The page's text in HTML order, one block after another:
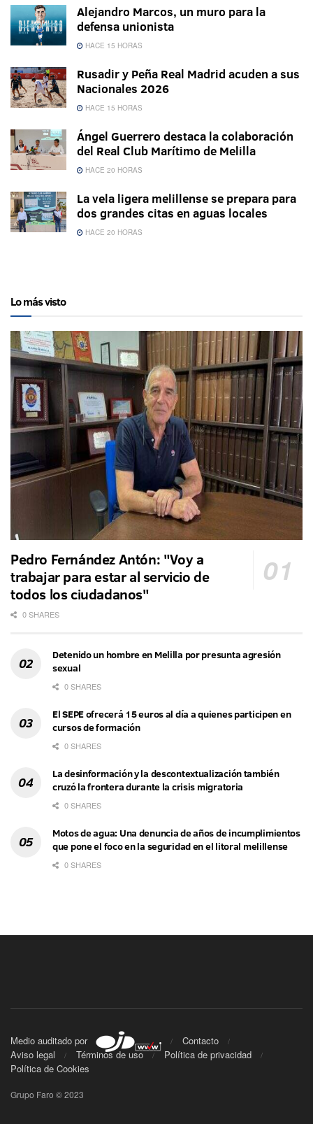
Alejandro Marcos, un muro para la
defensa unionista
HACE 15 HORAS
Rusadir y Peña Real Madrid acuden a sus
Nacionales 2026
HACE 15 HORAS
Ángel Guerrero destaca la colaboración
del Real Club Marítimo de Melilla
HACE 20 HORAS
La vela ligera melillense se prepara para
dos grandes citas en aguas locales
HACE 20 HORAS
Lo más visto
Pedro Fernández Antón: "Voy a
trabajar para estar al servicio de
todos los ciudadanos"
0 SHARES
Detenido un hombre en Melilla por presunta agresión
sexual
0 SHARES
El SEPE ofrecerá 15 euros al día a quienes participen en
cursos de formación
0 SHARES
La desinformación y la descontextualización también
cruzó la frontera durante la crisis migratoria
0 SHARES
Motos de agua: Una denuncia de años de incumplimientos
que pone el foco en la seguridad en el litoral melillense
0 SHARES
Medio auditado por
Contacto
Aviso legal
Términos de uso
Política de privacidad
Política de Cookies
Grupo Faro © 2023